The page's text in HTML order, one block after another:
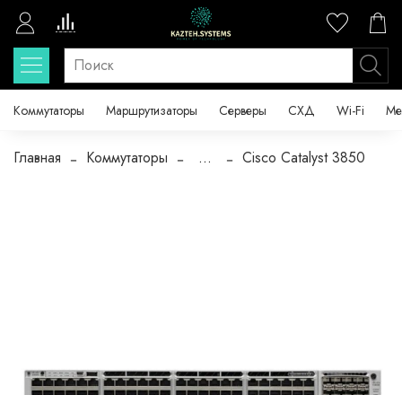
Коммутаторы Маршрутизаторы Серверы СХД Wi-Fi
Главная Коммутаторы ... Cisco Catalyst 3850